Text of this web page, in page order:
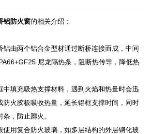
铝防火窗的相关介绍：
铝由两个铝合金型材通过断桥连接而成，中间
尼龙隔热条，阻断热传导，降低热
中填充吸热支撑材料，遇到火焰和热量时会迅
防火胶板吸收热量，延长铝框支撑时间，同时
，防止蹿火。
使用复合防火玻璃，如多层结构的外层钢化玻